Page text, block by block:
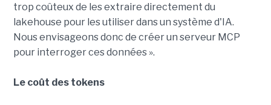
trop coûteux de les extraire directement du
lakehouse pour les utiliser dans un système d'IA.
Nous envisageons donc de créer un serveur MCP
pour interroger ces données ».
Le coût des tokens